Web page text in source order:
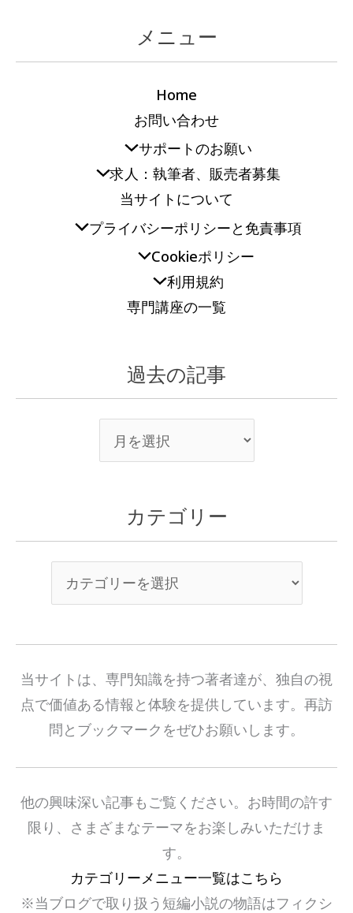
メニュー
Home
お問い合わせ
サポートのお願い
求人：執筆者、販売者募集
当サイトについて
プライバシーポリシーと免責事項
Cookieポリシー
利用規約
専門講座の一覧
過去の記事
カテゴリー
当サイトは、専門知識を持つ著者達が、独自の視
点で価値ある情報と体験を提供しています。再訪
問とブックマークをぜひお願いします。
他の興味深い記事もご覧ください。お時間の許す
限り、さまざまなテーマをお楽しみいただけま
す。
カテゴリーメニュー一覧はこちら
※当ブログで取り扱う短編小説の物語はフィクシ